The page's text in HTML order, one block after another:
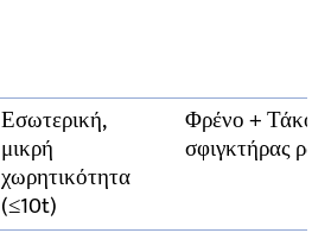
Εσωτερική,
μικρή
χωρητικότητα
(≤10t)
Φρένο + Τάκοι
σφιγκτήρας